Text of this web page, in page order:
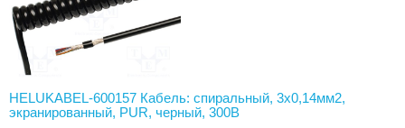
HELUKABEL-600157 Кабель: спиральный, 3x0,14мм2,
экранированный, PUR, черный, 300В